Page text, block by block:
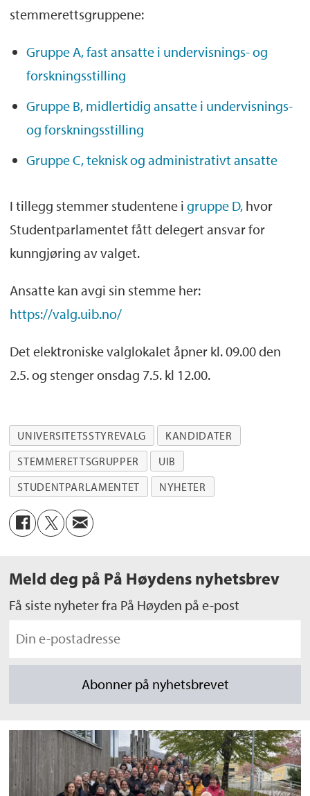
stemmerettsgruppene:
Gruppe A, fast ansatte i undervisnings- og
forskningsstilling
Gruppe B, midlertidig ansatte i undervisnings-
og forskningsstilling
Gruppe C, teknisk og administrativt ansatte
I tillegg stemmer studentene i gruppe D,hvor
Studentparlamentet fått delegert ansvar for
kunngjøring av valget.
Ansatte kan avgi sin stemme her:
https://valg.uib.no/
Det elektroniske valglokalet åpner kl. 09.00 den
2.5. og stenger onsdag 7.5. kl 12.00.
UNIVERSITETSSTYREVALG
KANDIDATER
STEMMERETTSGRUPPER
UIB
STUDENTPARLAMENTET
NYHETER
Meld deg på På Høydens nyhetsbrev
Få siste nyheter fra På Høyden på e-post